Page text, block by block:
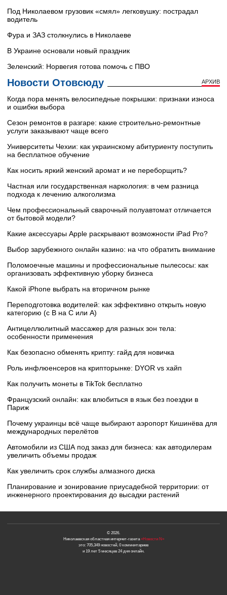
Под Николаевом грузовик «смял» легковушку: пострадал
водитель
Фура и ЗАЗ столкнулись в Николаеве
В Украине основали новый праздник
Зеленский: Норвегия готова помочь с ПВО
Новости Отовсюду АРХИВ
Когда пора менять велосипедные покрышки: признаки износа
и ошибки выбора
Сезон ремонтов в разгаре: какие строительно-ремонтные
услуги заказывают чаще всего
Университеты Чехии: как украинскому абитуриенту поступить
на бесплатное обучение
Как носить яркий женский аромат и не переборщить?
Частная или государственная наркология: в чем разница
подхода к лечению алкоголизма
Чем профессиональный сварочный полуавтомат отличается
от бытовой модели?
Какие аксессуары Apple раскрывают возможности iPad Pro?
Выбор зарубежного онлайн казино: на что обратить внимание
Поломоечные машины и профессиональные пылесосы: как
организовать эффективную уборку бизнеса
Какой iPhone выбрать на вторичном рынке
Переподготовка водителей: как эффективно открыть новую
категорию (с B на C или А)
Антицеллюлитный массажер для разных зон тела:
особенности применения
Как безопасно обменять крипту: гайд для новичка
Роль инфлюенсеров на крипторынке: DYOR vs хайп
Как получить монеты в TikTok бесплатно
Французский онлайн: как влюбиться в язык без поездки в
Париж
Почему украинцы всё чаще выбирают аэропорт Кишинёва для
международных перелётов
Автомобили из США под заказ для бизнеса: как автодилерам
увеличить объемы продаж
Как увеличить срок службы алмазного диска
Планирование и зонирование приусадебной территории: от
инженерного проектирования до высадки растений
© 2026.
Николаевская областная интернет-газета«Новости N»
это: 705,349 новостей, 0 комментариев
и 19 лет 5 месяцев 24 дня онлайн.